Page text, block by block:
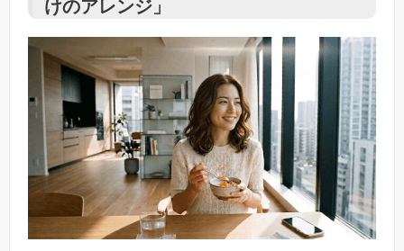
けのアレンジ」